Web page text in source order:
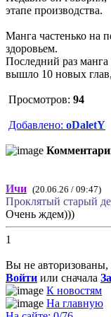
этапе производства.
Манга частенько на
здоровьем.
Последний раз манга
вышло 10 новых
Просмотров: 94
Добавлено: oDaletY
Ичи (20.06.26 / 09:47)
Проклятый старый
Очень ждем)))
1
Вы не авторизованы,
Войти или сначала
К новостям
На главную